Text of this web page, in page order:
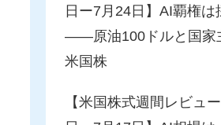
日ー7月24日】AI覇権
――原油100ドルと国家
米国株
【米国株式週間レビュ